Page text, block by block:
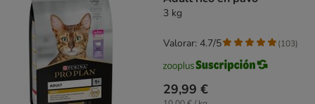
3 kg
29,99 €
Valorar: 4.7/5 (103)